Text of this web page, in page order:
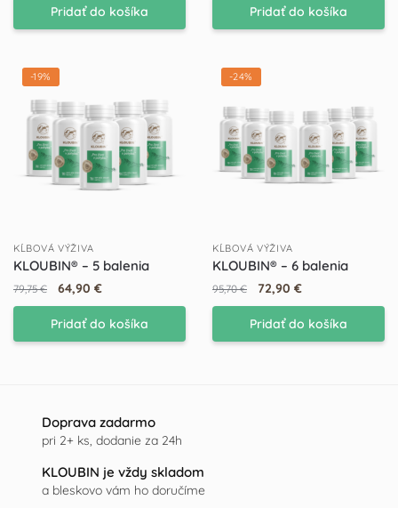
Pridať do košíka Pridať do košíka
-19%
KĹBOVÁ VÝŽIVA
KLOUBIN® – 5 balenia
79,75€ 64,90 €
Pridať do košíka
-24%
KĹBOVÁ VÝŽIVA
KLOUBIN® – 6 balenia
95,70€ 72,90 €
Pridať do košíka
Doprava zadarmo
pri 2+ ks, dodanie za 24h
KLOUBIN je vždy skladom
a bleskovo vám ho doručíme